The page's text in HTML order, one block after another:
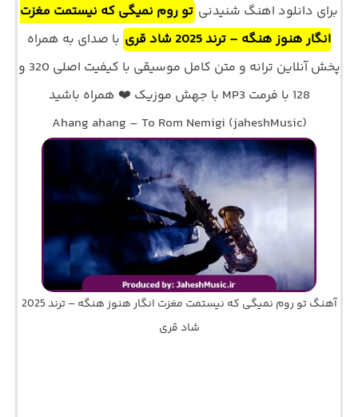
برای دانلود اهنگ شنیدنی تو روم نمیگی که نیستمت مغزت
انگار هنوز هنگه – ترند 2025 شاد قری
با صدای به همراه
پخش آنلاین ترانه و متن کامل موسیقی با کیفیت اصلی 320 و
128 با فرمت MP3 با جهش موزیک ❤️ همراه باشید
Ahang ahang – To Rom Nemigi (jaheshMusic)
آهنگ تو روم نمیگی که نیستمت مغزت انگار هنوز هنگه – ترند 2025
شاد قری